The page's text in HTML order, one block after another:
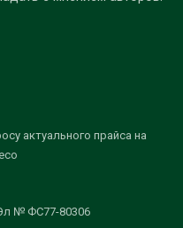
актуального прайса на
№ ФС77-80306